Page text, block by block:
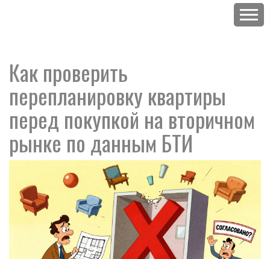
Как проверить
перепланировку квартиры
перед покупкой на вторичном
рынке по данным БТИ